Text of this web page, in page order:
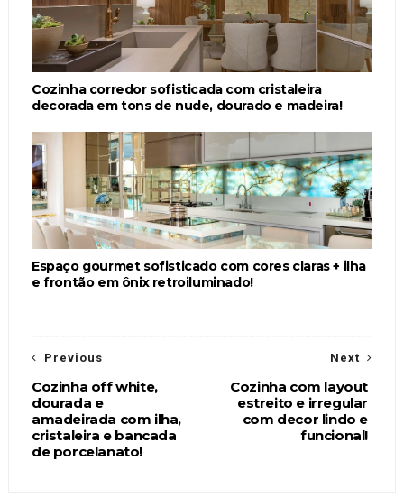
Cozinha corredor sofisticada com cristaleira
decorada em tons de nude, dourado e madeira!
Espaço gourmet sofisticado com cores claras + ilha
e frontão em ônix retroiluminado!
Next
Cozinha com layout
estreito e irregular
com decor lindo e
funcional!
Previous
Cozinha off white,
dourada e
amadeirada com ilha,
cristaleira e bancada
de porcelanato!